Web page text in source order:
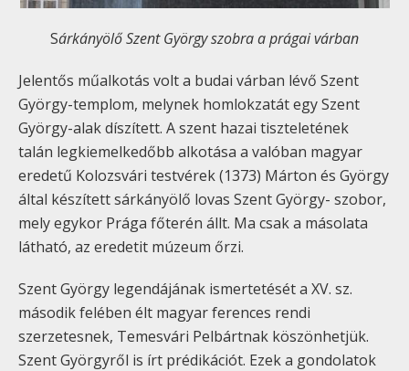
Sárkányölő Szent György szobra a prágai várban
Jelentős műalkotás volt a budai várban lévő Szent
György-templom, melynek homlokzatát egy Szent
György-alak díszített. A szent hazai tiszteletének
talán legkiemelkedőbb alkotása a valóban magyar
eredetű Kolozsvári testvérek (1373) Márton és György
által készített sárkányölő lovas Szent György- szobor,
mely egykor Prága főterén állt. Ma csak a másolata
látható, az eredetit múzeum őrzi.
Szent György legendájának ismertetését a XV. sz.
második felében élt magyar ferences rendi
szerzetesnek, Temesvári Pelbártnak köszönhetjük.
Szent Györgyről is írt prédikációt. Ezek a gondolatok